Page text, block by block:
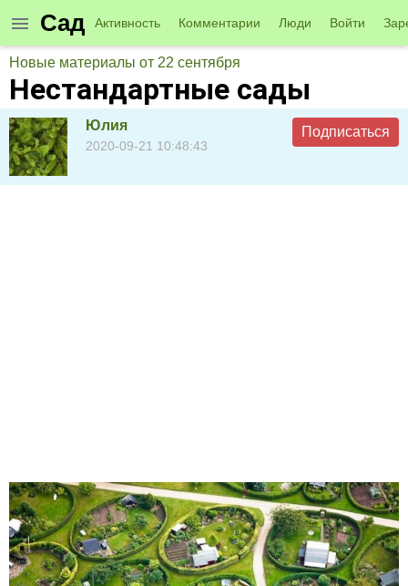
Сад Активность Комментарии Люди Войти
Новые материалы от 22 сентября
Нестандартные сады
Юлия
2020-09-21 10:48:43
Подписаться